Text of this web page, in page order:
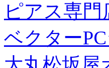
ピアス専
ベクター